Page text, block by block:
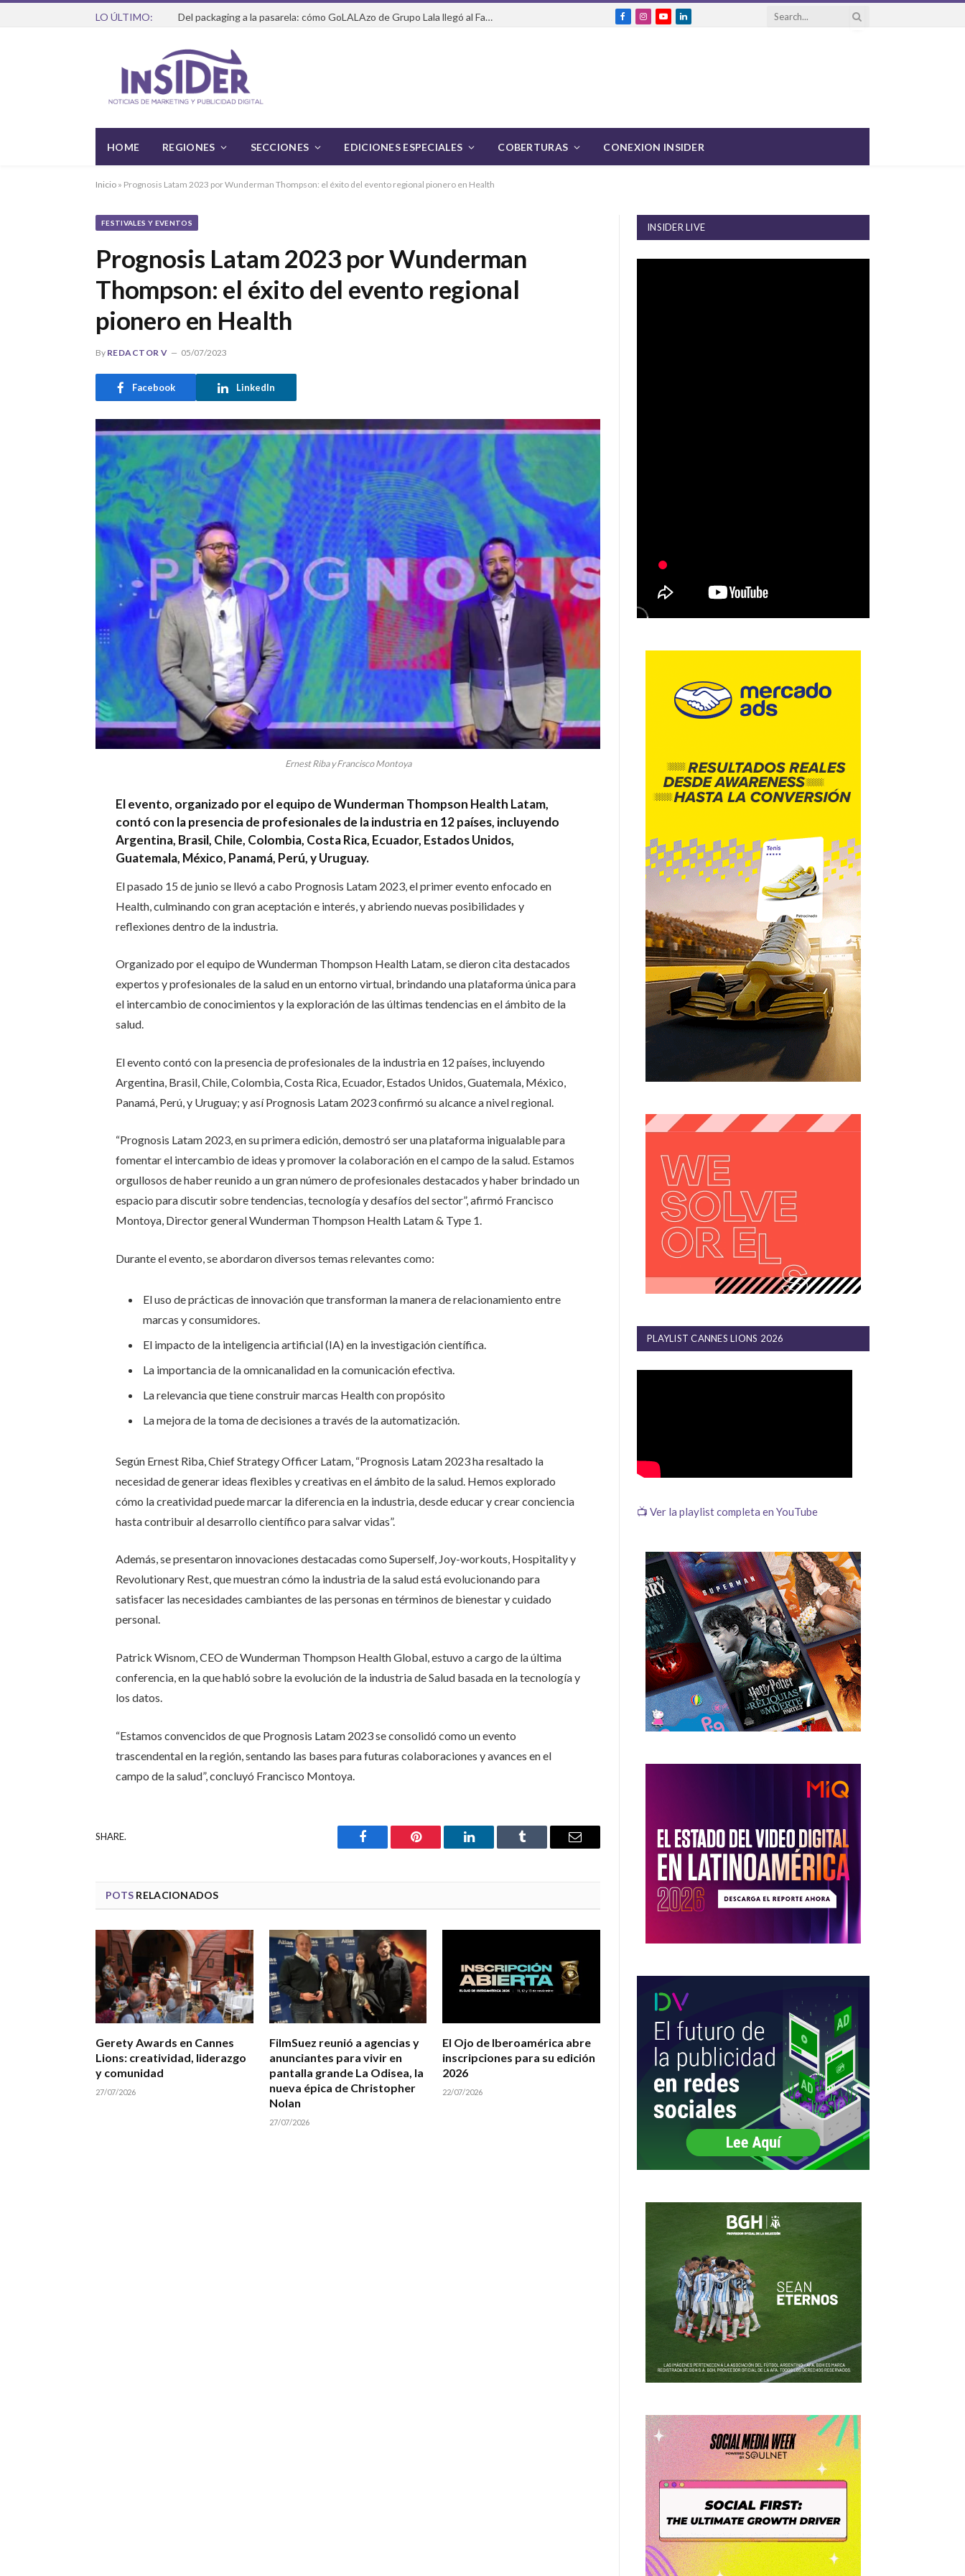
LO ÚLTIMO: Del packaging a la pasarela: cómo GoLALAzo de Grupo Lala llegó al Fashion Week de México
FacebookInstagram
YouTubeLinkedIn
HOME REGIONES SECCIONES EDICIONES ESPECIALES COBERTURAS CONEXION INSIDER
Inicio » Prognosis Latam 2023 por Wunderman Thompson: el éxito del evento regional pionero en Health
FESTIVALES Y EVENTOS
Prognosis Latam 2023 por Wunderman
Thompson: el éxito del evento regional
pionero en Health
By REDACTOR V 05/07/2023
Facebook LinkedIn
Ernest Riba y Francisco Montoya
El evento, organizado por el equipo de Wunderman Thompson Health Latam,
contó con la presencia de profesionales de la industria en 12 países, incluyendo
Argentina, Brasil, Chile, Colombia, Costa Rica, Ecuador, Estados Unidos,
Guatemala, México, Panamá, Perú, y Uruguay.
El pasado 15 de junio se llevó a cabo Prognosis Latam 2023, el primer evento enfocado en
Health, culminando con gran aceptación e interés, y abriendo nuevas posibilidades y
reflexiones dentro de la industria.
Organizado por el equipo de Wunderman Thompson Health Latam, se dieron cita destacados
expertos y profesionales de la salud en un entorno virtual, brindando una plataforma única para
el intercambio de conocimientos y la exploración de las últimas tendencias en el ámbito de la
salud.
El evento contó con la presencia de profesionales de la industria en 12 países, incluyendo
Argentina, Brasil, Chile, Colombia, Costa Rica, Ecuador, Estados Unidos, Guatemala, México,
Panamá, Perú, y Uruguay; y así Prognosis Latam 2023 confirmó su alcance a nivel regional.
“Prognosis Latam 2023, en su primera edición, demostró ser una plataforma inigualable para
fomentar el intercambio de ideas y promover la colaboración en el campo de la salud. Estamos
orgullosos de haber reunido a un gran número de profesionales destacados y haber brindado un
espacio para discutir sobre tendencias, tecnología y desafíos del sector”, afirmó Francisco
Montoya, Director general Wunderman Thompson Health Latam & Type 1.
Durante el evento, se abordaron diversos temas relevantes como:
El uso de prácticas de innovación que transforman la manera de relacionamiento entre
marcas y consumidores.
El impacto de la inteligencia artificial (IA) en la investigación científica.
La importancia de la omnicanalidad en la comunicación efectiva.
La relevancia que tiene construir marcas Health con propósito
La mejora de la toma de decisiones a través de la automatización.
Según Ernest Riba, Chief Strategy Officer Latam, “Prognosis Latam 2023 ha resaltado la
necesidad de generar ideas flexibles y creativas en el ámbito de la salud. Hemos explorado
cómo la creatividad puede marcar la diferencia en la industria, desde educar y crear conciencia
hasta contribuir al desarrollo científico para salvar vidas”.
Además, se presentaron innovaciones destacadas como Superself, Joy-workouts, Hospitality y
Revolutionary Rest, que muestran cómo la industria de la salud está evolucionando para
satisfacer las necesidades cambiantes de las personas en términos de bienestar y cuidado
personal.
Patrick Wisnom, CEO de Wunderman Thompson Health Global, estuvo a cargo de la última
conferencia, en la que habló sobre la evolución de la industria de Salud basada en la tecnología y
los datos.
“Estamos convencidos de que Prognosis Latam 2023 se consolidó como un evento
trascendental en la región, sentando las bases para futuras colaboraciones y avances en el
campo de la salud”, concluyó Francisco Montoya.
SHARE.
Facebook Pinterest LinkedIn Tumblr Email
POTS RELACIONADOS
Gerety Awards en Cannes
Lions: creatividad, liderazgo
y comunidad
27/07/2026
FilmSuez reunió a agencias y
anunciantes para vivir en
pantalla grande La Odisea, la
nueva épica de Christopher
Nolan
27/07/2026
El Ojo de Iberoamérica abre
inscripciones para su edición
2026
22/07/2026
INSIDER LIVE
PLAYLIST CANNES LIONS 2026
📺 Ver la playlist completa en YouTube